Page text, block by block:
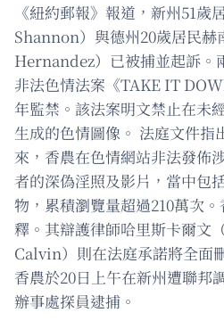
《紐約郵報》報道，新州51
Shannon）與德州20歲居民
Hernandez）已被捕並起訴。
非法色情法案《TAKE IT
年監禁。該法案明文禁止在未
生成的色情圖像。 法庭文件指
來，香農在色情網站非法發佈
者的深偽淫照及影片，當中包
物，累積瀏覽量超過210萬次
釋。其辯護律師哈里斯卡爾
Calvin）則在法庭承諾將全面
香農於20日上午在新州遭聯邦
辦事處探員逮捕。